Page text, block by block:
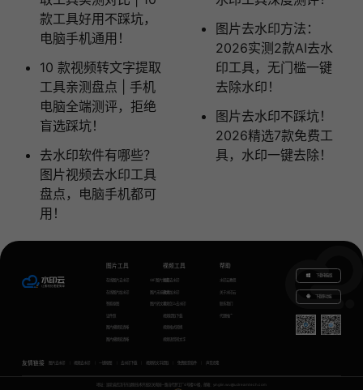
款工具好用不踩坑，
电脑手机通用！
10 款视频转文字提取
工具亲测盘点 | 手机
电脑全端测评，拒绝
盲选踩坑！
去水印软件有哪些？
图片视频去水印工具
盘点，电脑手机都可
用！
图片去水印方法：
2026实测2款AI去水
印工具，无门槛一键
去除水印！
图片去水印不踩坑！
2026精选7款免费工
具，水印一键去除！
图片工具
在线图片去水印
在线图片加水印
智能抠图
证件照
图片模糊变清晰
图片模糊变清晰
GIF图片生成
图片无损放大
图片转文字
视频工具
视频去水印
视频加水印
视频怎么去水印
视频提取下载
视频格式转换
视频语音转文字
帮助
水印云教程
关于水印云
联系我们
代理推广
下载电脑版
下载移动端
友情链接 图片去水印 视频去水印 一键抠图 去水印下载 视频转文字提取 免费配音软件 声音克隆
地址：湖北省武汉市东湖新技术开发区关南园一路当代梦工厂4号楼10楼，邮箱：yinglin.wu@udreamtech.com